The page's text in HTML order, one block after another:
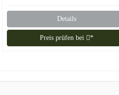
Details
Preis prüfen bei *